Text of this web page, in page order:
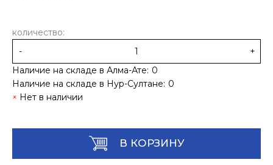
количество:
-
+
Наличие на складе в Алма-Ате: 0
Наличие на складе в Нур-Султане: 0
Нет в наличии
В КОРЗИНУ